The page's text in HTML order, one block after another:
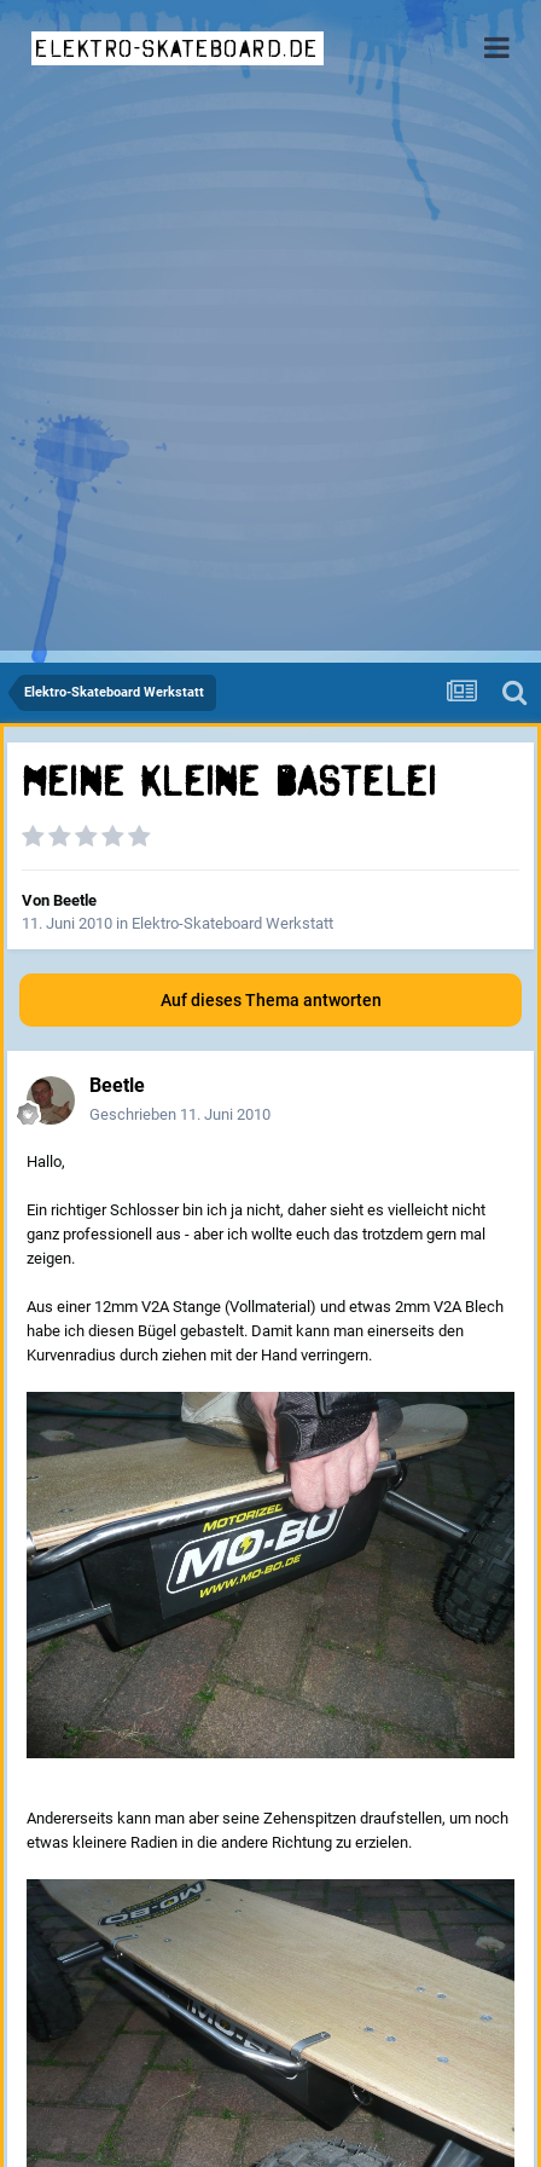
elektro-skateboard.de
Elektro-Skateboard Werkstatt
meine kleine Bastelei
Von Beetle
11. Juni 2010 in Elektro-Skateboard Werkstatt
Auf dieses Thema antworten
Beetle
Geschrieben 11. Juni 2010
Hallo,
Ein richtiger Schlosser bin ich ja nicht, daher sieht es vielleicht nicht
ganz professionell aus - aber ich wollte euch das trotzdem gern mal
zeigen.
Aus einer 12mm V2A Stange (Vollmaterial) und etwas 2mm V2A Blech
habe ich diesen Bügel gebastelt. Damit kann man einerseits den
Kurvenradius durch ziehen mit der Hand verringern.
Andererseits kann man aber seine Zehenspitzen draufstellen, um noch
etwas kleinere Radien in die andere Richtung zu erzielen.